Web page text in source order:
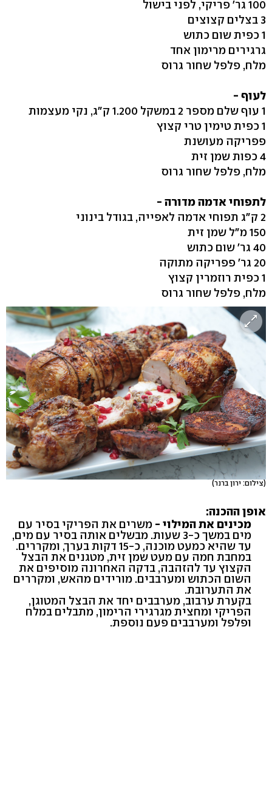
100 גר' פריקי, לפני בישול
3 בצלים קצוצים
1 כפית שום כתוש
גרגירים מרימון אחד
מלח, פלפל שחור גרוס
לעוף -
1 עוף שלם מספר 2 במשקל 1.200 ק"ג, נקי מעצמות
1 כפית טימין טרי קצוץ
פפריקה מעושנת
4 כפות שמן זית
מלח, פלפל שחור גרוס
לתפוחי אדמה מדורה -
2 ק"ג תפוחי אדמה לאפייה, בגודל בינוני
150 מ"ל שמן זית
40 גר' שום כתוש
20 גר' פפריקה מתוקה
1 כפית רוזמרין קצוץ
מלח, פלפל שחור גרוס
(צילום: ירון ברנר)
אופן ההכנה:
מכינים את המילוי -משרים את הפריקי בסיר עם
מים במשך כ-3 שעות. מבשלים אותה בסיר עם מים,
עד שהיא כמעט מוכנה, כ-15 דקות בערך, ומקררים.
במחבת חמה עם מעט שמן זית, מטגנים את הבצל
הקצוץ עד להזהבה, בדקה האחרונה מוסיפים את
השום הכתוש ומערבבים. מורידים מהאש, ומקררים
את התערובת.
בקערת ערבוב, מערבבים יחד את הבצל המטוגן,
הפריקי ומחצית מגרגירי הרימון, מתבלים במלח
ופלפל ומערבבים פעם נוספת.